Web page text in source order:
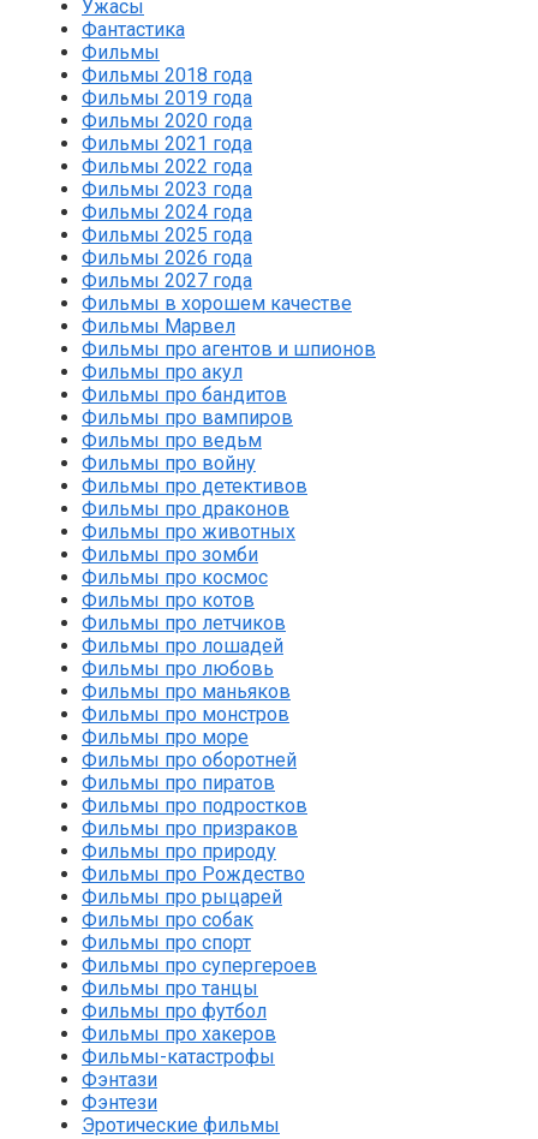
Ужасы
Фантастика
Фильмы
Фильмы 2018 года
Фильмы 2019 года
Фильмы 2020 года
Фильмы 2021 года
Фильмы 2022 года
Фильмы 2023 года
Фильмы 2024 года
Фильмы 2025 года
Фильмы 2026 года
Фильмы 2027 года
Фильмы в хорошем качестве
Фильмы Марвел
Фильмы про агентов и шпионов
Фильмы про акул
Фильмы про бандитов
Фильмы про вампиров
Фильмы про ведьм
Фильмы про войну
Фильмы про детективов
Фильмы про драконов
Фильмы про животных
Фильмы про зомби
Фильмы про космос
Фильмы про котов
Фильмы про летчиков
Фильмы про лошадей
Фильмы про любовь
Фильмы про маньяков
Фильмы про монстров
Фильмы про море
Фильмы про оборотней
Фильмы про пиратов
Фильмы про подростков
Фильмы про призраков
Фильмы про природу
Фильмы про Рождество
Фильмы про рыцарей
Фильмы про собак
Фильмы про спорт
Фильмы про супергероев
Фильмы про танцы
Фильмы про футбол
Фильмы про хакеров
Фильмы-катастрофы
Фэнтази
Фэнтези
Эротические фильмы